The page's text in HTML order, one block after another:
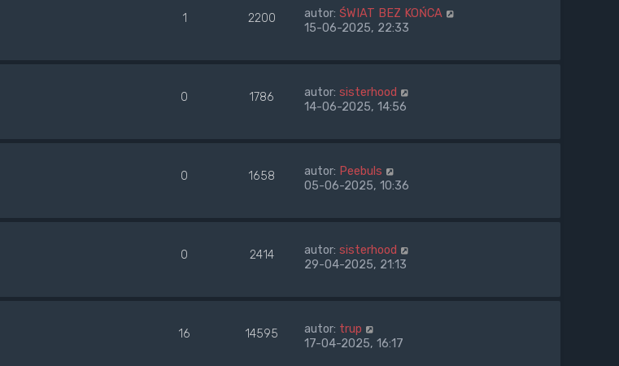
1 2200 autor: ŚWIAT BEZ KOŃCA
15-06-2025, 22:33
0 1786 autor: sisterhood
14-06-2025, 14:56
0 1658 autor: Peebuls
05-06-2025, 10:36
0 2414 autor: sisterhood
29-04-2025, 21:13
16 14595 autor: trup
17-04-2025, 16:17